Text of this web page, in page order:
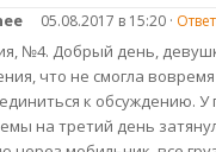
05.08.2017 в 15:20 ·
№4. Добрый день,
что не смогла вовремя
к обсуждению.
на третий день